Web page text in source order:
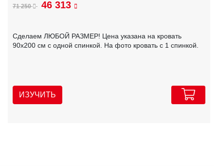
71 250 46 313
Сделаем ЛЮБОЙ РАЗМЕР! Цена указана на кровать
90х200 см с одной спинкой. На фото кровать с 1 спинкой.
ИЗУЧИТЬ